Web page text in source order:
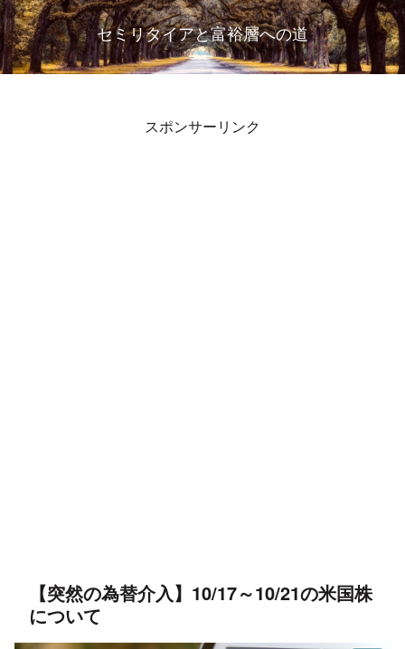
セミリタイアと富裕層への道
スポンサーリンク
【突然の為替介入】10/17～10/21の米国株
について